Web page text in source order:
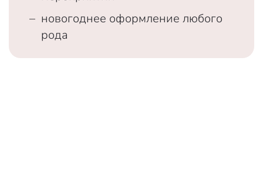
новогоднее оформление любого
рода